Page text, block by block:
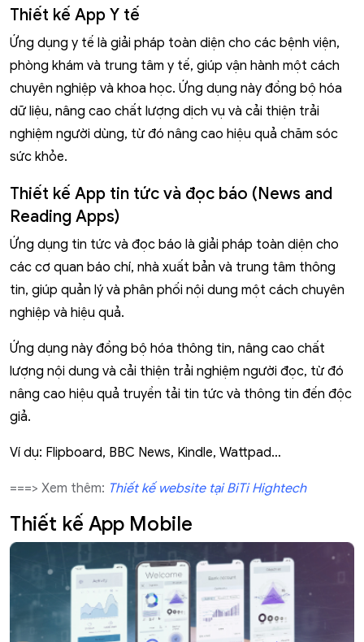
Thiết kế App Y tế
Ứng dụng y tế là giải pháp toàn diện cho các bệnh viện,
phòng khám và trung tâm y tế, giúp vận hành một cách
chuyên nghiệp và khoa học. Ứng dụng này đồng bộ hóa
dữ liệu, nâng cao chất lượng dịch vụ và cải thiện trải
nghiệm người dùng, từ đó nâng cao hiệu quả chăm sóc
sức khỏe.
Thiết kế App tin tức và đọc báo (News and
Reading Apps)
Ứng dụng tin tức và đọc báo là giải pháp toàn diện cho
các cơ quan báo chí, nhà xuất bản và trung tâm thông
tin, giúp quản lý và phân phối nội dung một cách chuyên
nghiệp và hiệu quả.
Ứng dụng này đồng bộ hóa thông tin, nâng cao chất
lượng nội dung và cải thiện trải nghiệm người đọc, từ đó
nâng cao hiệu quả truyền tải tin tức và thông tin đến độc
giả.
Ví dụ: Flipboard, BBC News, Kindle, Wattpad…
===> Xem thêm: Thiết kế website tại BiTi Hightech
Thiết kế App Mobile